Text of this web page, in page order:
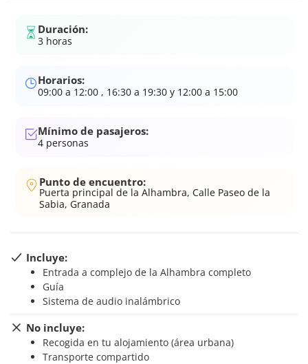
Duración:
3 horas
Horarios:
09:00 a 12:00 , 16:30 a 19:30 y 12:00 a 15:00
Mínimo de pasajeros:
4 personas
Punto de encuentro:
Puerta principal de la Alhambra, Calle Paseo de la
Sabia, Granada
Incluye:
Entrada a complejo de la Alhambra completo
Guía
Sistema de audio inalámbrico
No incluye:
Recogida en tu alojamiento (área urbana)
Transporte compartido